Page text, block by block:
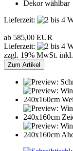
Dekor wählbar
Lieferzeit:
ab 585,00 EUR
Lieferzeit:
zzgl. 19% MwSt. inkl.
Zum Artikel